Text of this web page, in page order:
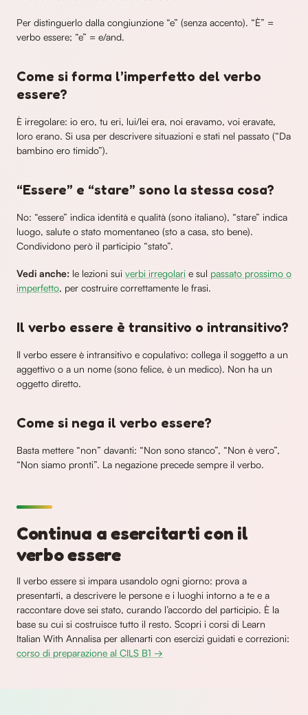
Per distinguerlo dalla congiunzione “e” (senza accento). “È” =
verbo essere; “e” = e/and.
Come si forma l’imperfetto del verbo
essere?
È irregolare: io ero, tu eri, lui/lei era, noi eravamo, voi eravate,
loro erano. Si usa per descrivere situazioni e stati nel passato (“Da
bambino ero timido”).
“Essere” e “stare” sono la stessa cosa?
No: “essere” indica identità e qualità (sono italiano), “stare” indica
luogo, salute o stato momentaneo (sto a casa, sto bene).
Condividono però il participio “stato”.
Vedi anche: le lezioni sui verbi irregolari e sul passato prossimo o
imperfetto, per costruire correttamente le frasi.
Il verbo essere è transitivo o intransitivo?
Il verbo essere è intransitivo e copulativo: collega il soggetto a un
aggettivo o a un nome (sono felice, è un medico). Non ha un
oggetto diretto.
Come si nega il verbo essere?
Basta mettere “non” davanti: “Non sono stanco”, “Non è vero”,
“Non siamo pronti”. La negazione precede sempre il verbo.
Continua a esercitarti con il
verbo essere
Il verbo essere si impara usandolo ogni giorno: prova a
presentarti, a descrivere le persone e i luoghi intorno a te e a
raccontare dove sei stato, curando l’accordo del participio. È la
base su cui si costruisce tutto il resto. Scopri i corsi di Learn
Italian With Annalisa per allenarti con esercizi guidati e correzioni:
corso di preparazione al CILS B1 →